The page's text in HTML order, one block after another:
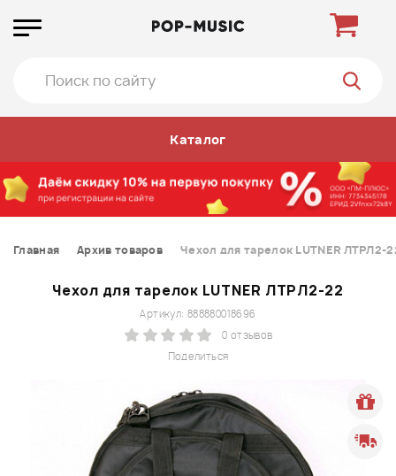
Каталог
Главная Архив товаров Чехол для тарелок LUTNER ЛТРЛ2-
Чехол для тарелок LUTNER ЛТРЛ2-22
Поделиться
Артикул: 888880018696
0 отзывов